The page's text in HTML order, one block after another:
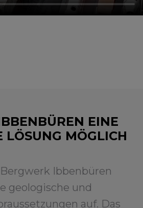
EINE
LÖSUNG MÖGLICH
Ibbenbüren
geologische und
auf. Das